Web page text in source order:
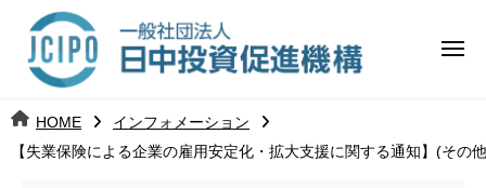
ツ 日
中
j
c
メ
HOME
インフォメーション
【失業保険による企業の雇用安定化・拡大支援に関する通知】(その
日
中
資